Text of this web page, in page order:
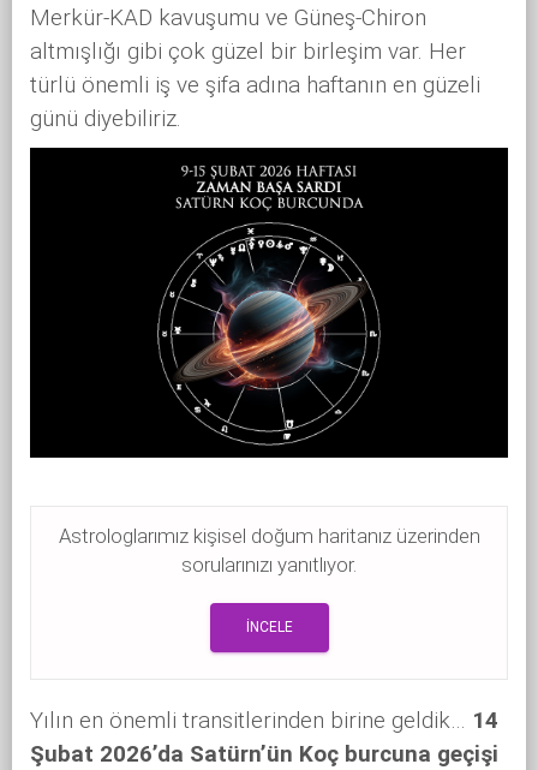
Merkür-KAD kavuşumu ve Güneş-Chiron
altmışlığı gibi çok güzel bir birleşim var. Her
türlü önemli iş ve şifa adına haftanın en güzeli
günü diyebiliriz.
Astrologlarımız kişisel doğum haritanız üzerinden
sorularınızı yanıtlıyor.
İNCELE
Yılın en önemli transitlerinden birine geldik… 14
Şubat 2026’da Satürn’ün Koç burcuna geçişi